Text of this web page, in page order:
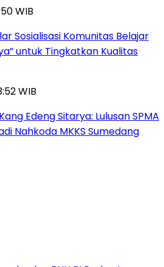
WIB
Sosialisasi Komunitas Belajar
untuk Tingkatkan Kualitas
WIB
Edeng Sitarya: Lulusan SPMA
Nahkoda MKKS Sumedang